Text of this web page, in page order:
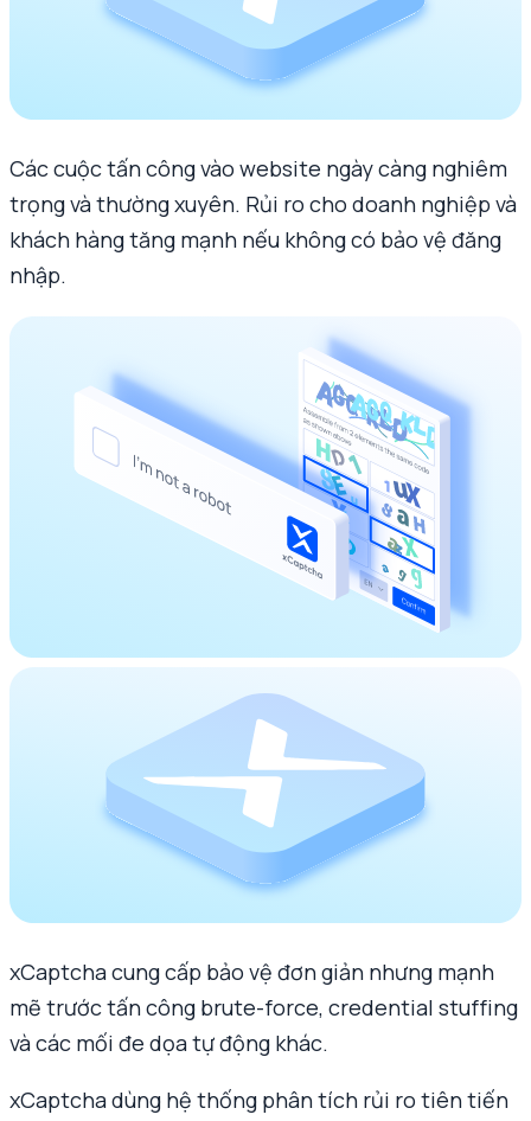
Các cuộc tấn công vào website ngày càng nghiêm
trọng và thường xuyên. Rủi ro cho doanh nghiệp và
khách hàng tăng mạnh nếu không có bảo vệ đăng
nhập.
xCaptcha cung cấp bảo vệ đơn giản nhưng mạnh
mẽ trước tấn công brute-force, credential stuffing
và các mối đe dọa tự động khác.
xCaptcha dùng hệ thống phân tích rủi ro tiên tiến